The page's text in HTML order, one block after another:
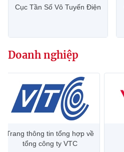
Cục Tần Số Vô Tuyến Điện
Doanh nghiệp
Trang thông tin tổng hợp về
tổng công ty VTC